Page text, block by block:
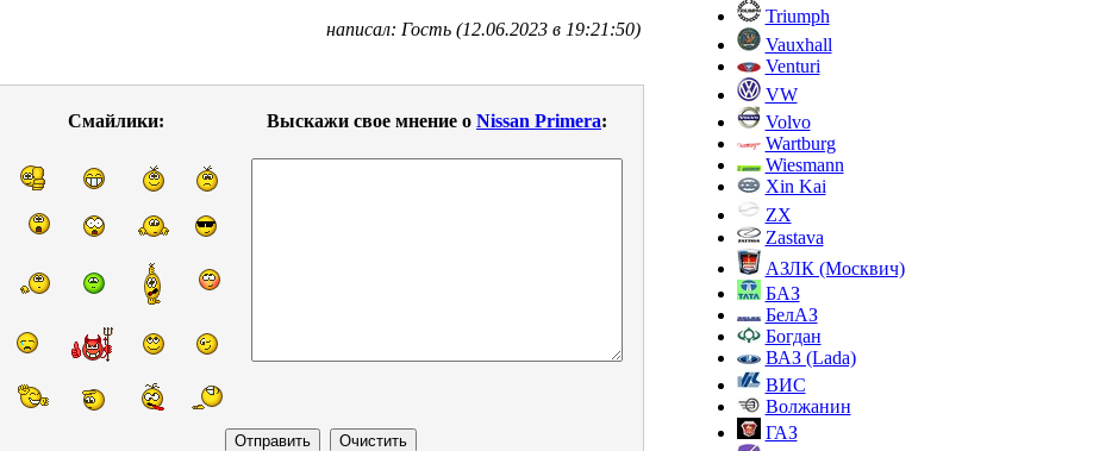
написал: Гость (12.06.2023 в 19:21:50)
Смайлики: Выскажи свое мнение о Nissan Primera:
Triumph
Vauxhall
Venturi
VW
Volvo
Wartburg
Wiesmann
Xin Kai
ZX
Zastava
АЗЛК (Москвич)
БАЗ
БелАЗ
Богдан
ВАЗ (Lada)
ВИС
Волжанин
ГАЗ